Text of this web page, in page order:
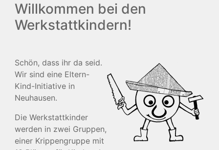
Willkommen bei den
Werkstattkindern!
Schön, dass ihr da seid.
Wir sind eine Eltern-
Kind-Initiative in
Neuhausen.
Die Werkstattkinder
werden in zwei Gruppen,
einer Krippengruppe mit